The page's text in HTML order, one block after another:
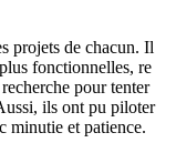
projets de chacun. Il
fonctionnelles, re
pour tenter
ils ont pu piloter
minutie et patience.